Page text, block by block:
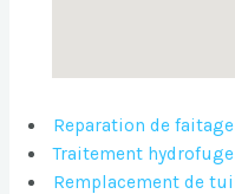
Reparation de faitage
Traitement
Remplacement de